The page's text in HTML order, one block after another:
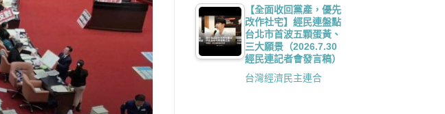
【全面收回黨產，優先
改作社宅】經民連盤點
台北市首波五顆蛋黃、
三大願景（2026.7.30
經民連記者會發言稿）
台灣經濟民主連合